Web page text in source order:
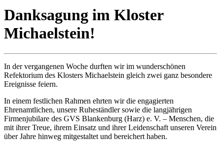
Danksagung im Kloster
Michaelstein!
In der vergangenen Woche durften wir im wunderschönen
Refektorium des Klosters Michaelstein gleich zwei ganz besondere
Ereignisse feiern.
In einem festlichen Rahmen ehrten wir die engagierten
Ehrenamtlichen, unsere Ruheständler sowie die langjährigen
Firmenjubilare des GVS Blankenburg (Harz) e. V. – Menschen, die
mit ihrer Treue, ihrem Einsatz und ihrer Leidenschaft unseren Verein
über Jahre hinweg mitgestaltet und bereichert haben.